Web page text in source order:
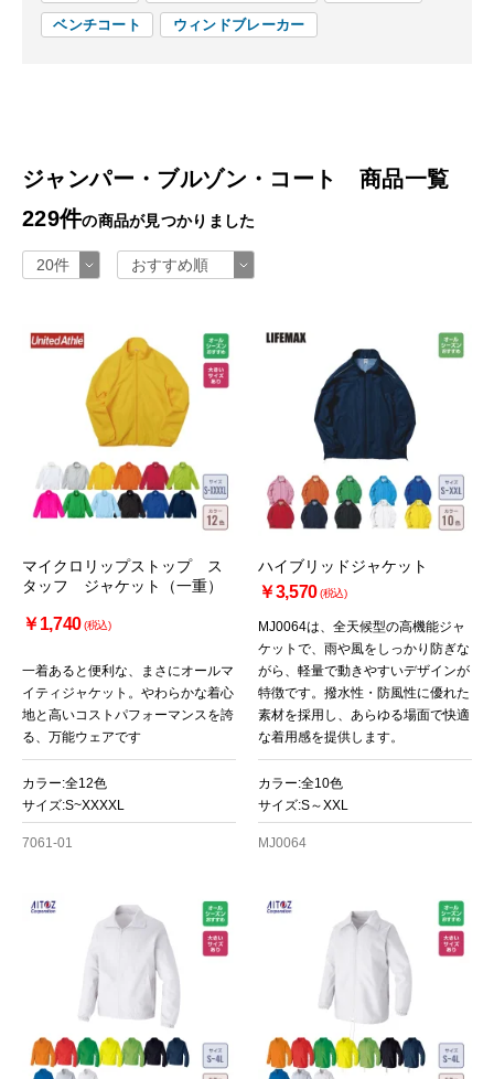
ベンチコート ウィンドブレーカー
ジャンパー・ブルゾン・コート 商品一覧
229件の商品が見つかりました
マイクロリップストップ ス
タッフ ジャケット（一重）
￥1,740(税込)
一着あると便利な、まさにオールマ
イティジャケット。やわらかな着心
地と高いコストパフォーマンスを誇
る、万能ウェアです
カラー:全12色
サイズ:S~XXXXL
7061-01
ハイブリッドジャケット
￥3,570(税込)
MJ0064は、全天候型の高機能ジャ
ケットで、雨や風をしっかり防ぎな
がら、軽量で動きやすいデザインが
特徴です。撥水性・防風性に優れた
素材を採用し、あらゆる場面で快適
な着用感を提供します。
カラー:全10色
サイズ:S～XXL
MJ0064